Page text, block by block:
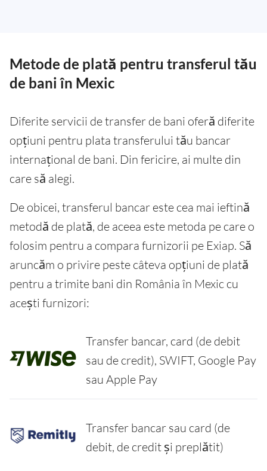
Metode de plată pentru transferul tău
de bani în Mexic
Diferite servicii de transfer de bani oferă diferite
opțiuni pentru plata transferului tău bancar
internațional de bani. Din fericire, ai multe din
care să alegi.
De obicei, transferul bancar este cea mai ieftină
metodă de plată, de aceea este metoda pe care o
folosim pentru a compara furnizorii pe Exiap. Să
aruncăm o privire peste câteva opțiuni de plată
pentru a trimite bani din România în Mexic cu
acești furnizori:
Transfer bancar, card (de debit
sau de credit), SWIFT, Google Pay
sau Apple Pay
Transfer bancar sau card (de
debit, de credit și preplătit)